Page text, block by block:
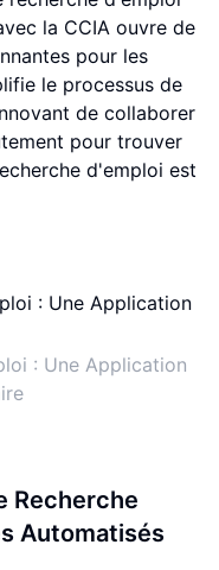
la CCIA ouvre de
pour les
le processus de
de collaborer
pour trouver
d'emploi est
: Une Application
Recherche
Automatisés